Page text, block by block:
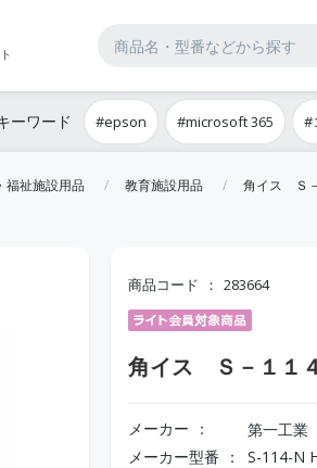
ーワード #epson #microsoft 365 #
福祉施設用品 教育施設用品 角イス Ｓ
商品コード 283664
角イス Ｓ－１１
メーカー 第一工業
メーカー型番 S-114-N